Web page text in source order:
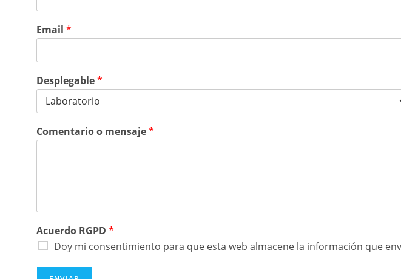
Email *
Desplegable*
Comentario o mensaje*
Acuerdo RGPD *
Doy mi consentimiento para que esta web almacene la información que